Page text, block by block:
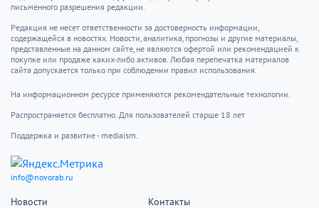
письменного разрешения редакции.
Редакция не несет ответственности за достоверность информации,
содержащейся в новостях. Новости, аналитика, прогнозы и другие материалы,
представленные на данном сайте, не являются офертой или рекомендацией к
покупке или продаже каких-либо активов. Любая перепечатка материалов
сайта допускается только при соблюдении правил использования.
На информационном ресурсе применяются рекомендательные технологии.
Распространяется бесплатно. Для пользователей старше 18 лет
Поддержка и развитие - mediaism.
info@novorab.ru
Новости Контакты